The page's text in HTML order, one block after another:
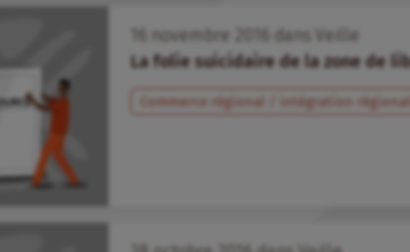
novembre dans
Veille
La folie suicidaire de la zone de
Commerce régional / intégration